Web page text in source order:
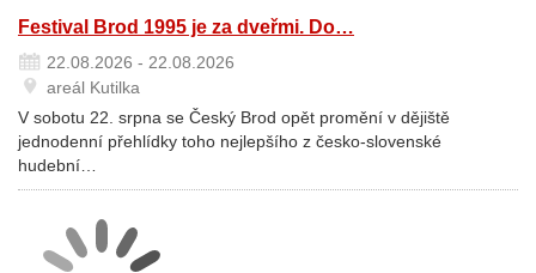
Festival Brod 1995 je za dveřmi. Do…
22.08.2026 - 22.08.2026
areál Kutilka
V sobotu 22. srpna se Český Brod opět promění v dějiště
jednodenní přehlídky toho nejlepšího z česko-slovenské
hudební…